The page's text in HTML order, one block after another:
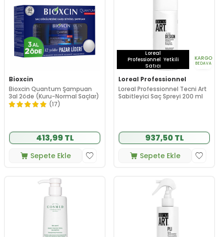
Bioxcin
Bioxcin Quantum Şampuan
3al 2öde (Kuru-Normal Saçlar)
(17)
413,99 TL
Sepete Ekle
Loreal
Professionnel Yetkili
Satıcı
KARGO
BEDAVA
Loreal Professionnel
Loreal Professionnel Tecni Art
Sabitleyici Saç Spreyi 200 ml
937,50 TL
Sepete Ekle